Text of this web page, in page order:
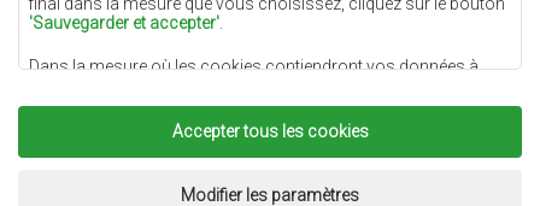
'Sauvegarder et accepter'
Dans la mesure où les cookies contiendront vos données à
du responsable du traitement des données (DYWANYCHEMEX)
ou de tiers sous la forme de la fourniture de services de haute
qualité sur notre site Web et des activités de marketing du
responsable du traitement des données et de ses Partenaires de
Accepter tous les cookies
Modifier les paramètres
Tapis dorés
Réalisation:www.dimax.pl